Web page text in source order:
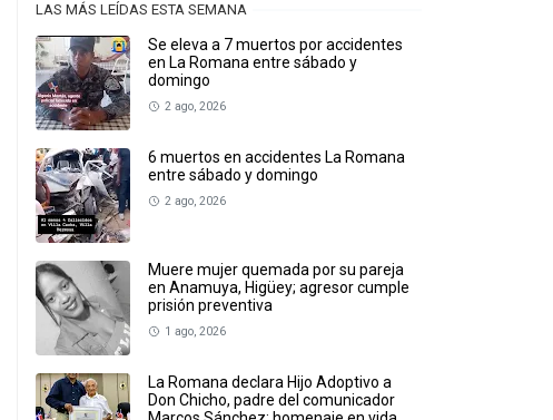
LAS MÁS LEÍDAS ESTA SEMANA
Se eleva a 7 muertos por accidentes
en La Romana entre sábado y
domingo
2 ago, 2026
6 muertos en accidentes La Romana
entre sábado y domingo
2 ago, 2026
Muere mujer quemada por su pareja
en Anamuya, Higüey; agresor cumple
prisión preventiva
1 ago, 2026
La Romana declara Hijo Adoptivo a
Don Chicho, padre del comunicador